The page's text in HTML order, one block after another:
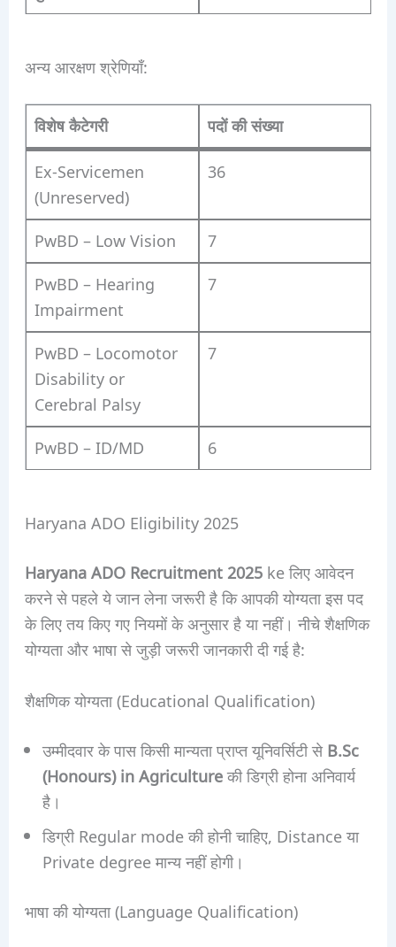
अन्य आरक्षण श्रेणियाँ:
विशेष कैटेगरी पदों की संख्या
Ex-Servicemen
(Unreserved)
36
PwBD – Low Vision 7
PwBD – Hearing
Impairment
7
PwBD – Locomotor
Disability or
Cerebral Palsy
7
PwBD – ID/MD 6
Haryana ADO Eligibility 2025
Haryana ADO Recruitment 2025ke लिए आवेदन
करने से पहले ये जान लेना जरूरी है कि आपकी योग्यता इस पद
के लिए तय किए गए नियमों के अनुसार है या नहीं। नीचे शैक्षणिक
योग्यता और भाषा से जुड़ी जरूरी जानकारी दी गई है:
शैक्षणिक योग्यता (Educational Qualification)
उम्मीदवार के पास किसी मान्यता प्राप्त यूनिवर्सिटी सेB.Sc
(Honours) in Agricultureकी डिग्री होना अनिवार्य
है।
डिग्री Regular mode की होनी चाहिए, Distance या
Private degree मान्य नहीं होगी।
भाषा की योग्यता (Language Qualification)